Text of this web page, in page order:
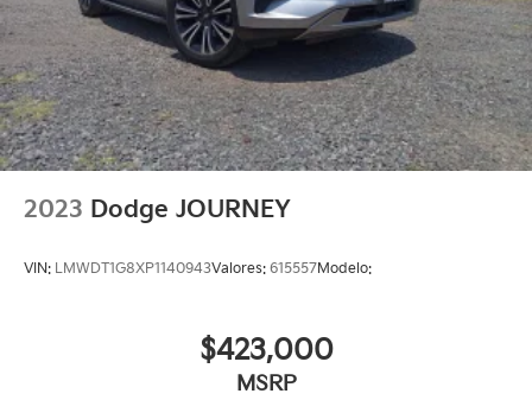
2023 Dodge JOURNEY
VIN: LMWDT1G8XP1140943Valores: 615557Modelo:
$423,000
MSRP